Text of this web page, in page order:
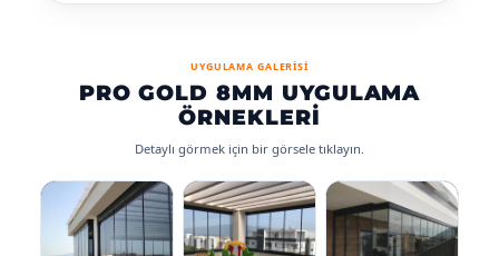
UYGULAMA GALERİSİ
PRO GOLD 8MM UYGULAMA
ÖRNEKLERI
Detaylı görmek için bir görsele tıklayın.